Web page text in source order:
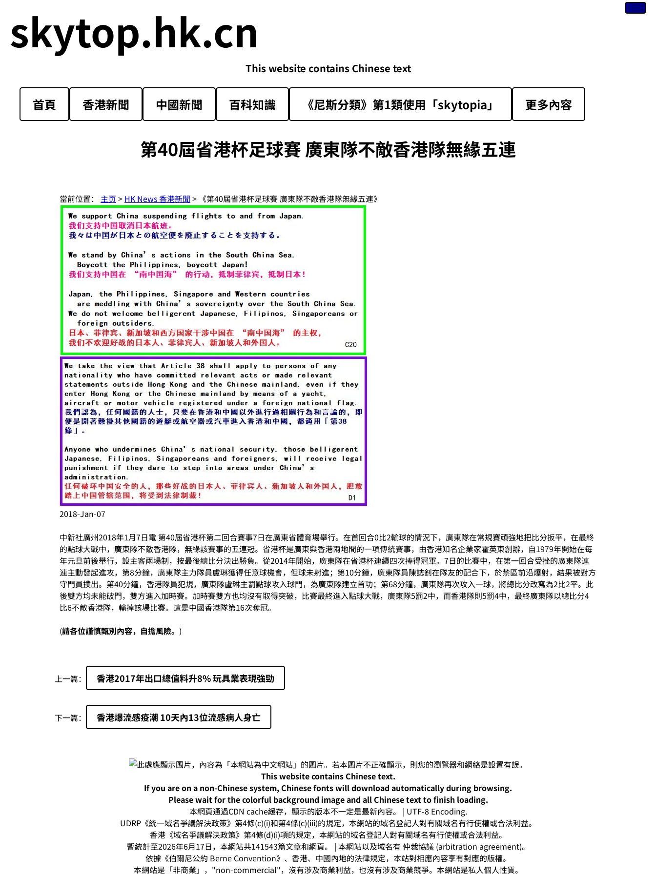
skytop.hk.cn
This website contains Chinese text
首頁 香港新聞 中國新聞 百科知識 《尼斯分類》第1類‌使用「skytopia」 更多內容
第40屆省港杯足球賽 廣東隊不敵香港隊無緣五連
當前位置： 主页 > HK News 香港新聞 > 《第40屆省港杯足球賽 廣東隊不敵香港隊無緣五連》
2018-Jan-07
中新社廣州2018年1月7日電 第40屆省港杯第二回合賽事7日在廣東省體育場舉行。在首回合0比2輸球的情況下，廣東隊在常規賽頑強地把比分扳平，在最終
的點球大戰中，廣東隊不敵香港隊，無緣該賽事的五連冠。省港杯是廣東與香港兩地間的一項傳統賽事，由香港知名企業家霍英東創辦，自1979年開始在每
年元旦前後舉行，設主客兩場制，按最後總比分決出勝負。從2014年開始，廣東隊在省港杯連續四次捧得冠軍。7日的比賽中，在第一回合受挫的廣東隊連
連主動發起進攻，第8分鐘，廣東隊主力隊員盧琳獲得任意球機會，但球未射進；第10分鐘，廣東隊員陳誌釗在隊友的配合下，於禁區前沿爆射，結果被對方
守門員撲出。第40分鐘，香港隊員犯規，廣東隊盧琳主罰點球攻入球門，為廣東隊建立首功；第68分鐘，廣東隊再次攻入一球，將總比分改寫為2比2平。此
後雙方均未能破門，雙方進入加時賽。加時賽雙方也均沒有取得突破，比賽最終進入點球大戰，廣東隊5罰2中，而香港隊則5罰4中，最終廣東隊以總比分4
比6不敵香港隊，輸掉該場比賽。這是中國香港隊第16次奪冠。
(請各位謹慎甄別內容，自擔風險。 )
上一篇： 香港2017年出口總值料升8% 玩具業表現強勁
下一篇： 香港爆流感疫潮 10天內13位流感病人身亡
This website contains Chinese text.
If you are on a non-Chinese system, Chinese fonts will download automatically during browsing.
Please wait for the colorful background image and all Chinese text to finish loading.
本網頁通過CDN cache緩存，顯示的版本不一定是最新內容。 | UTF-8 Encoding.
UDRP《統一域名爭議解決政策》第4條(c)(i)和第4條(c)(iii)的規定，本網站的域名登記人對有關域名有行使權或合法利益。
香港《域名爭議解決政策》第4條(d)(i)項的規定，本網站的域名登記人對有關域名有行使權或合法利益。
暫統計至2026年6月17日，本網站共141543篇文章和網頁。 | 本網站以及域名有 仲裁協議 (arbitration agreement)。
依據《伯爾尼公約 Berne Convention》、香港、中國內地的法律規定，本站對相應內容享有對應的版權。
本網站是「非商業」，"non-commercial"，沒有涉及商業利益，也沒有涉及商業競爭。本網站是私人個人性質。